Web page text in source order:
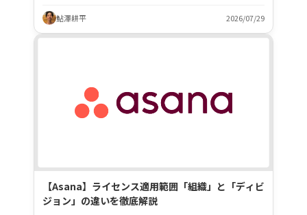
鮎澤耕平 2026/07/29
【Asana】ライセンス適用範囲「組織」と「ディビ
ジョン」の違いを徹底解説